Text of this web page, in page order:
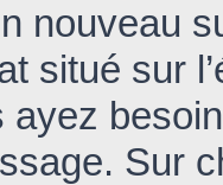
nouveau
situé sur
ayez
Sur